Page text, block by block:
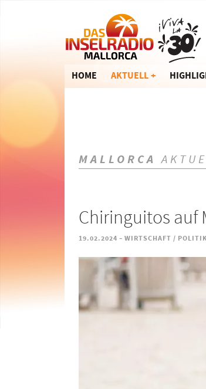
HOME AKTUELL
MALLORCA
Chiringuitos auf
19.02.2024 - WIRTSCHAFT / POLITIK